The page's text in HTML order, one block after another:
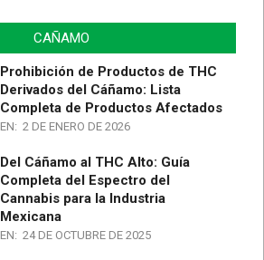
CAÑAMO
Prohibición de Productos de THC
Derivados del Cáñamo: Lista
Completa de Productos Afectados
EN: 2 DE ENERO DE 2026
Del Cáñamo al THC Alto: Guía
Completa del Espectro del
Cannabis para la Industria
Mexicana
EN: 24 DE OCTUBRE DE 2025